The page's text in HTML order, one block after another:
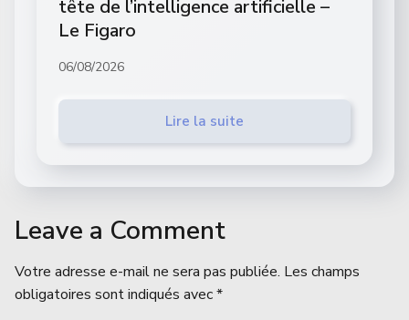
tête de l’intelligence artificielle –
Le Figaro
06/08/2026
Lire la suite
Leave a Comment
Votre adresse e-mail ne sera pas publiée. Les champs
obligatoires sont indiqués avec*